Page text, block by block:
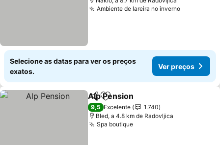
Ambiente de lareira no inverno
Selecione as datas para ver os preços
exatos.
Ver preços
PartilharAdicionar aos favoritos
Alp Pension
9,5 Excelente
1.740
Bled, a 4.8 km de Radovljica
Spa boutique